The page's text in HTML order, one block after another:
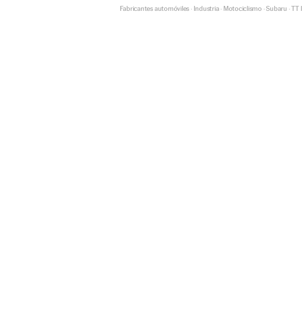
Fabricantes automóviles · Industria· Motociclismo ·Subaru ·TT